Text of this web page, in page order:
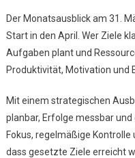
Der Monatsausblick am 31.
Start in den April. Wer Ziele
Aufgaben plant und
Produktivität, Motivation und
Mit einem strategischen
planbar, Erfolge messbar
Fokus, regelmäßige
dass gesetzte Ziele erreicht